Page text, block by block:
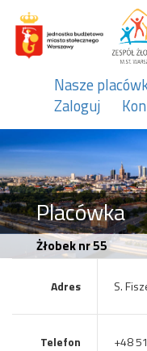
Nasze
Zaloguj
Placówka
Żłobek nr 55
Adres S.
Telefon +48